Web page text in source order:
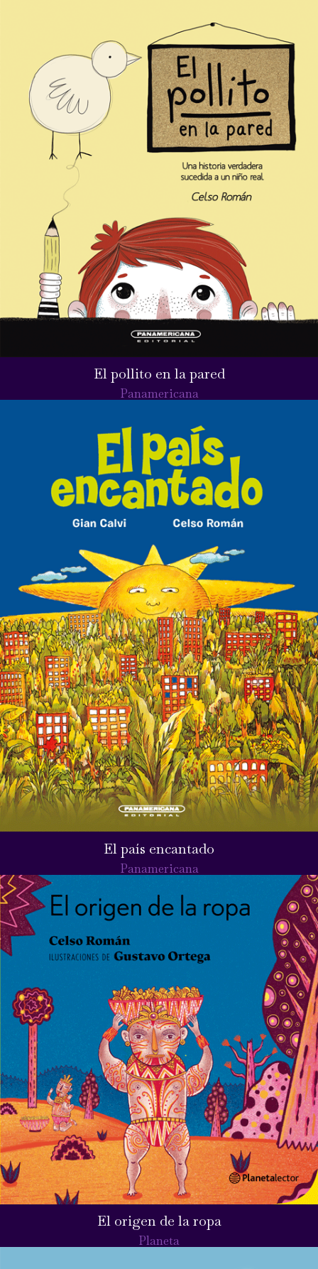
El pollito en la pared
Panamericana
El país encantado
Panamericana
El origen de la ropa
Planeta